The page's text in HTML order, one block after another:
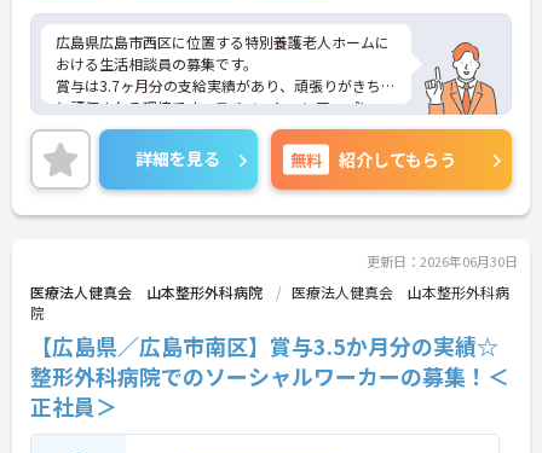
広島県広島市西区に位置する特別養護老人ホームに
おける生活相談員の募集です。
賞与は3.7ヶ月分の支給実績があり、頑張りがきちん
と評価される環境です。モチベーションアップにつ
ながります。
ご興味のある方には、面接対策ポイントなど、さら
に詳細をご案内しますのでお気軽にご相談くださ
い！
詳細を見る 無料 紹介してもらう
更新日：2026年06月30日
医療法人健真会 山本整形外科病院
医療法人健真会 山本整形外科病
院
【広島県／広島市南区】賞与3.5か月分の実績☆
整形外科病院でのソーシャルワーカーの募集！＜
正社員＞